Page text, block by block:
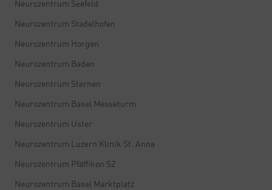
Neurozentrum Seefeld
Neurozentrum Stadelhofen
Neurozentrum Horgen
Neurozentrum Baden
Neurozentrum Sternen
Neurozentrum Basel Messeturm
Neurozentrum Uster
Neurozentrum Luzern Klinik St. Anna
Neurozentrum Pfäffikon SZ
Neurozentrum Basel Marktplatz